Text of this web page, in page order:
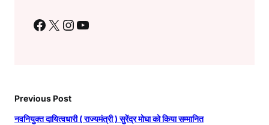
Facebook X Instagram YouTube
Previous Post
नवनियुक्त दायित्वधारी ( राज्यमंत्री ) सुरेंद्र मोघा को किया सम्मानित